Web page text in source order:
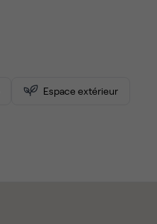
Espace extérieur